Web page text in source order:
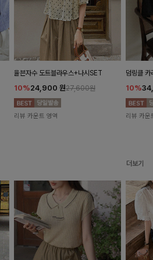
율븐자수 도트블라우스+나시SET
10%24,900 원27,600원
리뷰 카운트 영역
덤링클 카
10%
리뷰 카운
더보기